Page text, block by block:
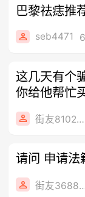
巴黎祛痣推
seb4471
这几天有个
你给他帮忙
要上
街友81026273
请问 申请法
街友